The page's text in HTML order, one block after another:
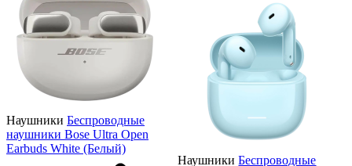
Наушники Беспроводные
наушники Bose Ultra Open
Earbuds White (Белый)
Наушники Беспроводные